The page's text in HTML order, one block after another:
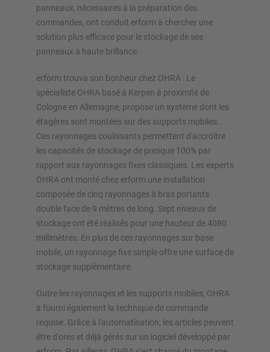
panneaux, nécessaires à la préparation des
commandes, ont conduit erform à chercher une
solution plus efficace pour le stockage de ses
panneaux à haute brillance.
erform trouva son bonheur chez OHRA : Le
spécialiste OHRA basé à Kerpen à proximité de
Cologne en Allemagne, propose un système dont les
étagères sont montées sur des supports mobiles.
Ces rayonnages coulissants permettent d'accroître
les capacités de stockage de presque 100% par
rapport aux rayonnages fixes classiques. Les experts
OHRA ont monté chez erform une installation
composée de cinq rayonnages à bras portants
double face de 9 mètres de long. Sept niveaux de
stockage ont été réalisés pour une hauteur de 4080
millimètres. En plus de ces rayonnages sur base
mobile, un rayonnage fixe simple offre une surface de
stockage supplémentaire.
Outre les rayonnages et les supports mobiles, OHRA
a fourni également la technique de commande
requise. Grâce à l'automatisation, les articles peuvent
être d'ores et déjà gérés sur un logiciel développé par